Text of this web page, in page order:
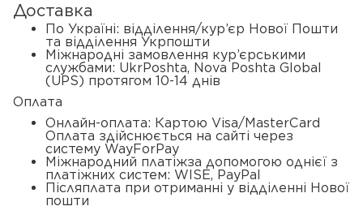
Доставка
По Україні: відділення/кур’єр Нової Пошти
та відділення Укрпошти
Міжнародні замовлення кур’єрськими
службами: UkrPoshta, Nova Poshta Global
(UPS) протягом 10-14 днів
Оплата
Онлайн-оплата: Картою Visa/MasterCard
Оплата здійснюється на сайті через
систему WayForPay
Міжнародний платіжза допомогою однієї з
платіжних систем: WISE, PayPal
Післяплата при отриманні у відділенні Нової
пошти